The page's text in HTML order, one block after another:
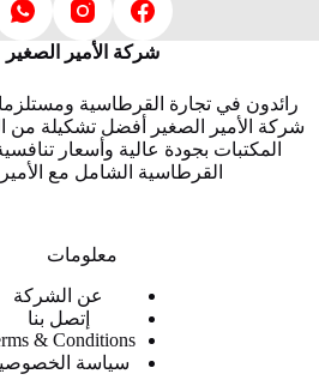
شركة الأمير الصغير
رائدون في تجارة القرطاسية
شركة الأمير الصغير أفضل تشكيلة من
المكتبات بجودة عالية وأسعار
القرطاسية الشامل مع
معلومات
عن الشركة
إتصل بنا
& Conditions
سياسة